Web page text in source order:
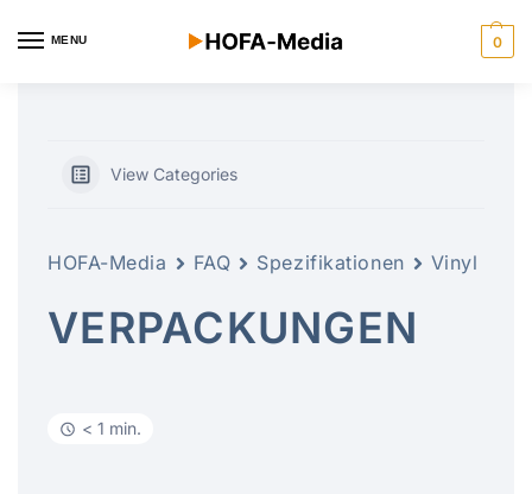
MENU 0
View Categories
HOFA-Media FAQ Spezifikationen Vinyl
VERPACKUNGEN
< 1 min.